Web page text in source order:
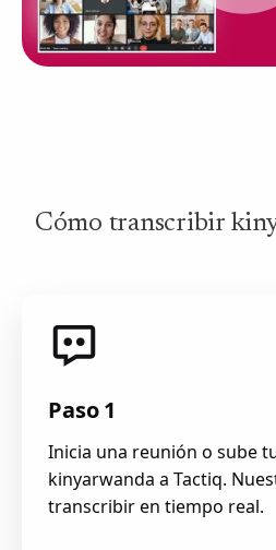
Cómo transcribir
Paso 1
Inicia una reunión o sube
kinyarwanda a Tactiq.
transcribir en tiempo real.